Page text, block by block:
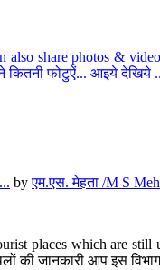
share photos &
कितनी फोटुऐं... आइये
byएम.एस. मेहता /M S
places which are
की जानकारी आप इस